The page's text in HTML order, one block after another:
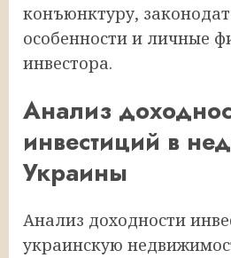
конъюнктуру,
особенности и личные
инвестора.
Анализ
инвестиций в
Украины
Анализ доходности
украинскую